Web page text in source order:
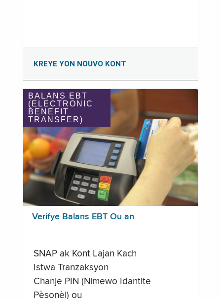
KREYE YON NOUVO KONT
BALANS EBT
(ELECTRONIC
BENEFIT
TRANSFER)
Verifye Balans EBT Ou an
SNAP ak Kont Lajan Kach
Istwa Tranzaksyon
Chanje PIN (Nimewo Idantite
Pèsonèl) ou